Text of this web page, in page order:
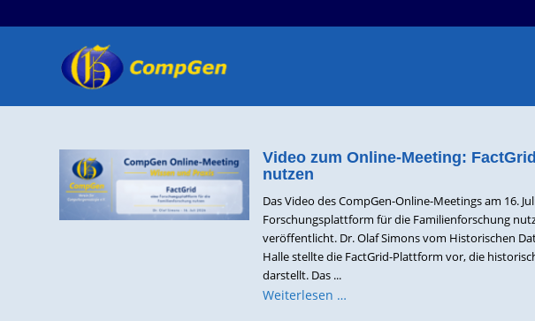
Video zum Online-Meeting:
nutzen
Das Video des CompGen-Online-Meetings am 16.
Forschungsplattform für die Familienforschung
veröffentlicht. Dr. Olaf Simons vom Historischen
Halle stellte die FactGrid-Plattform vor, die
darstellt. Das ...
Weiterlesen …